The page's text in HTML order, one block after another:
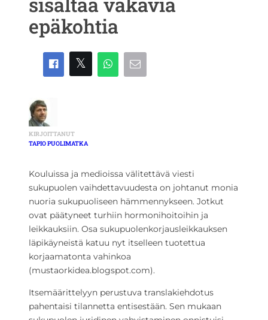
epäkohtia
KIRJOITTANUT
TAPIO PUOLIMATKA
Kouluissa ja medioissa välitettävä viesti
sukupuolen vaihdettavuudesta on johtanut monia
nuoria sukupuoliseen hämmennykseen. Jotkut
ovat päätyneet turhiin hormonihoitoihin ja
leikkauksiin. Osa sukupuolenkorjausleikkauksen
läpikäyneistä katuu nyt itselleen tuotettua
korjaamatonta vahinkoa
(mustaorkidea.blogspot.com).
Itsemäärittelyyn perustuva translakiehdotus
pahentaisi tilannetta entisestään. Sen mukaan